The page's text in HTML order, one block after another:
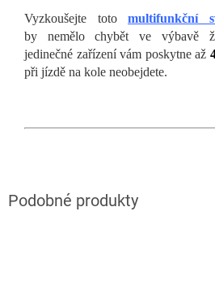
Vyzkoušejte toto multifunkční
by nemělo chybět ve výbavě
jedinečné zařízení vám poskytne až
při jízdě na kole neobejdete.